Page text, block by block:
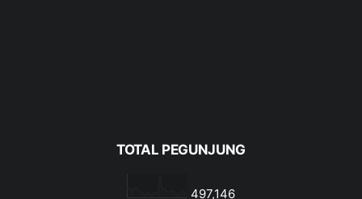
TOTAL PEGUNJUNG
497,146